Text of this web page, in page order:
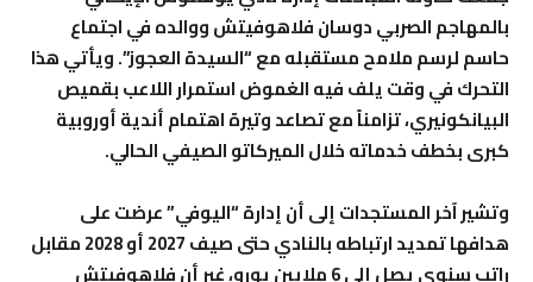
بالمهاجم الصربي دوسان فلاهوفيتش ووالده في اجتماع
حاسم لرسم ملامح مستقبله مع “السيدة العجوز”. ويأتي هذا
التحرك في وقت يلف فيه الغموض استمرار اللاعب بقميص
البيانكونيري، تزامناً مع تصاعد وتيرة اهتمام أندية أوروبية
كبرى بخطف خدماته خلال الميركاتو الصيفي الحالي.
وتشير آخر المستجدات إلى أن إدارة “اليوفي” عرضت على
هدافها تمديد ارتباطه بالنادي حتى صيف 2027 أو 2028 مقابل
راتب سنوي يصل إلى 6 ملايين يورو، غير أن فلاهوفيتش